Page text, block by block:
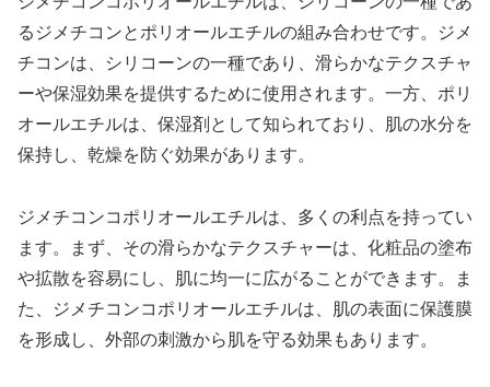
るジメチコンとポリオールエチルの組み合わせです。ジメ
チコンは、シリコーンの一種であり、滑らかなテクスチャ
ーや保湿効果を提供するために使用されます。一方、ポリ
オールエチルは、保湿剤として知られており、肌の水分を
保持し、乾燥を防ぐ効果があります。
ジメチコンコポリオールエチルは、多くの利点を持ってい
ます。まず、その滑らかなテクスチャーは、化粧品の塗布
や拡散を容易にし、肌に均一に広がることができます。ま
た、ジメチコンコポリオールエチルは、肌の表面に保護膜
を形成し、外部の刺激から肌を守る効果もあります。